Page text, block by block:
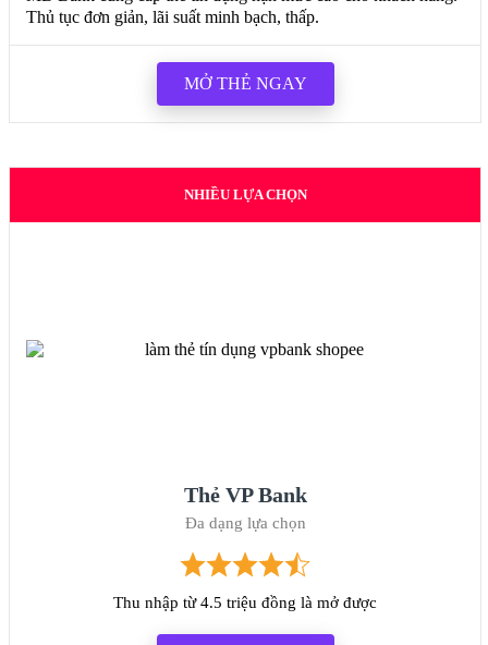
Thủ tục đơn giản, lãi suất minh bạch, thấp.
MỞ THẺ NGAY
NHIỀU LỰA CHỌN
Thẻ VP Bank
Đa dạng lựa chọn
Thu nhập từ 4.5 triệu đồng là mở được